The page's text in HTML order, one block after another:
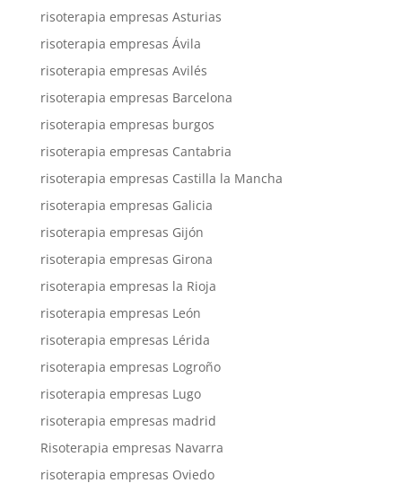
risoterapia empresas Asturias
risoterapia empresas Ávila
risoterapia empresas Avilés
risoterapia empresas Barcelona
risoterapia empresas burgos
risoterapia empresas Cantabria
risoterapia empresas Castilla la Mancha
risoterapia empresas Galicia
risoterapia empresas Gijón
risoterapia empresas Girona
risoterapia empresas la Rioja
risoterapia empresas León
risoterapia empresas Lérida
risoterapia empresas Logroño
risoterapia empresas Lugo
risoterapia empresas madrid
Risoterapia empresas Navarra
risoterapia empresas Oviedo